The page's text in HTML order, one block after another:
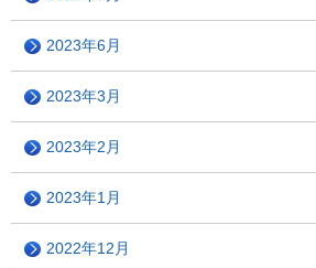
2023年6月
2023年3月
2023年2月
2023年1月
2022年12月